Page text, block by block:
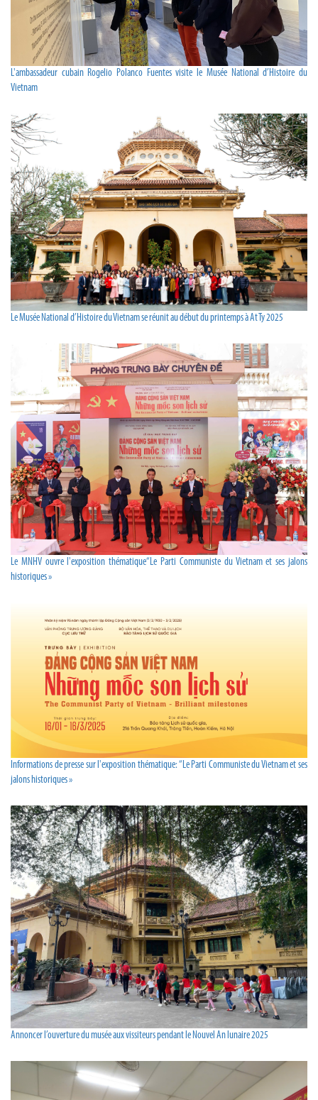
L'ambassadeur cubain Rogelio Polanco Fuentes visite le Musée National d’Histoire du
Vietnam
Le Musée National d’Histoire du Vietnam se réunit au début du printemps à At Ty 2025
Le MNHV ouvre l'exposition thématique“Le Parti Communiste du Vietnam et ses jalons
historiques »
Informations de presse sur l'exposition thématique: “Le Parti Communiste du Vietnam et ses
jalons historiques »
Annoncer l’ouverture du musée aux vissiteurs pendant le Nouvel An lunaire 2025